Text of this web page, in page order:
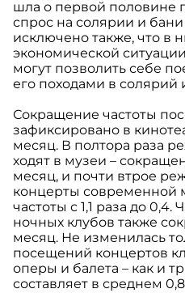
шла о первой половине
спрос на солярии и
исключено также, что в
экономической
могут позволить себе
его походами в солярий
Сокращение частоты
зафиксировано в
месяц. В полтора раза
ходят в музеи –
месяц, и почти втрое
концерты современной
частоты с 1,1 раза до 0,4.
ночных клубов также
месяц. Не изменилась
посещений концертов
оперы и балета – как и
составляет в среднем